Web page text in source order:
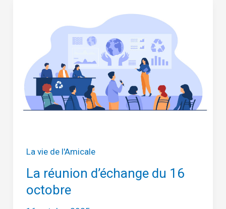
La vie de l'Amicale
La réunion d’échange du 16
octobre